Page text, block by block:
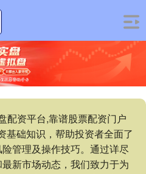
配资平台,靠谱股票配资门户
基础知识，帮助投资者全面了
管理及操作技巧。通过详尽
新市场动态，我们致力于为